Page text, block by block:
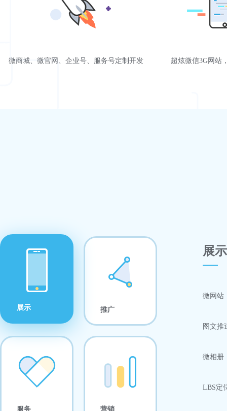
微商城、微官网、企业号、服务号定制开发 超炫微信3G网站
展示 推广
服务 营销
展示
微网站
图文推
微相册
LBS定